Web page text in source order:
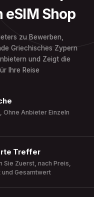
eSIM Shop
zu Bewerben,
Griechisches Zypern
und Zeigt die
Ihre Reise
Anbieter Einzeln
Treffer
Sie Zuerst, nach Preis,
Gesamtwert